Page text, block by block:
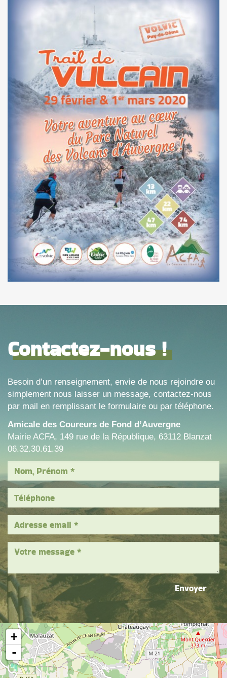
Contactez-nous !
Besoin d’un renseignement, envie de nous rejoindre ou
simplement nous laisser un message, contactez-nous
par mail en remplissant le formulaire ou par téléphone.
Amicale des Coureurs de Fond d’Auvergne
Mairie ACFA, 149 rue de la République, 63112 Blanzat
06.32.30.61.39
Envoyer
+
-